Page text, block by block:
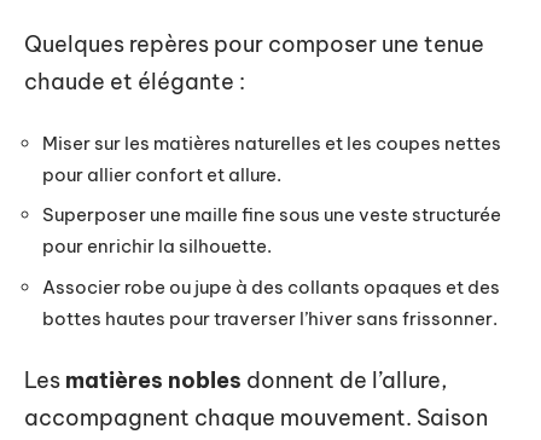
Quelques repères pour composer une tenue
chaude et élégante :
Miser sur les matières naturelles et les coupes nettes
pour allier confort et allure.
Superposer une maille fine sous une veste structurée
pour enrichir la silhouette.
Associer robe ou jupe à des collants opaques et des
bottes hautes pour traverser l’hiver sans frissonner.
Les matières nobles donnent de l’allure,
accompagnent chaque mouvement. Saison